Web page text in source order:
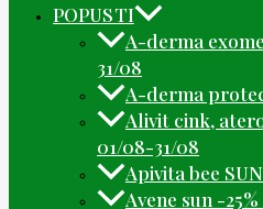
POPUSTI
A-derma
31/08
A-derma
Alivit cink,
01/08-31/08
Apivita bee
Avene sun -